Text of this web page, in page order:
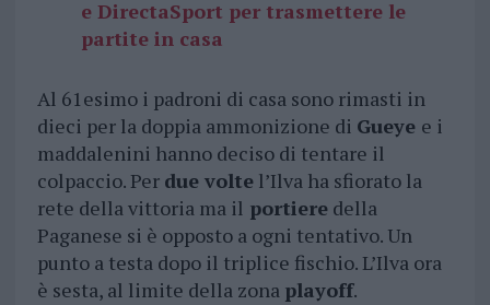
e DirectaSport per trasmettere le
partite in casa
Al 61esimo i padroni di casa sono rimasti in
dieci per la doppia ammonizione di Gueye e i
maddalenini hanno deciso di tentare il
colpaccio. Per due voltel’Ilva ha sfiorato la
rete della vittoria ma il portieredella
Paganese si è opposto a ogni tentativo. Un
punto a testa dopo il triplice fischio. L’Ilva ora
è sesta, al limite della zona playoff.